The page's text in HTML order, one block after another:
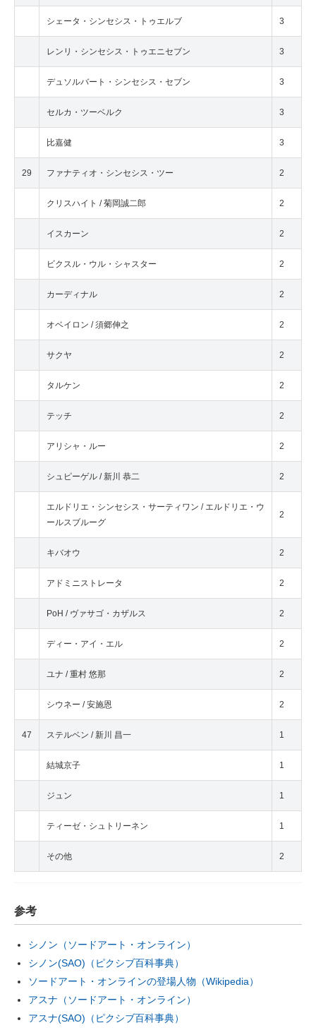
シェータ・シンセシス・トゥエルブ 3
レンリ・シンセシス・トゥエニセブン 3
デュソルバート・シンセシス・セブン 3
セルカ・ツーベルク 3
比嘉健 3
29 ファナティオ・シンセシス・ツー 2
クリスハイト / 菊岡誠二郎 2
イスカーン 2
ビクスル・ウル・シャスター 2
カーディナル 2
オベイロン / 須郷伸之 2
サクヤ 2
タルケン 2
テッチ 2
アリシャ・ルー 2
シュピーゲル / 新川 恭二 2
エルドリエ・シンセシス・サーティワン / エルドリエ・ウ
ールスブルーグ
2
キバオウ 2
アドミニストレータ 2
PoH / ヴァサゴ・カザルス 2
ディー・アイ・エル 2
ユナ / 重村 悠那 2
シウネー / 安施恩 2
47 ステルベン / 新川 昌一 1
結城京子 1
ジュン 1
ティーゼ・シュトリーネン 1
その他 2
参考
シノン（ソードアート・オンライン）
シノン(SAO)（ピクシブ百科事典）
ソードアート・オンラインの登場人物（Wikipedia）
アスナ（ソードアート・オンライン）
アスナ(SAO)（ピクシブ百科事典）